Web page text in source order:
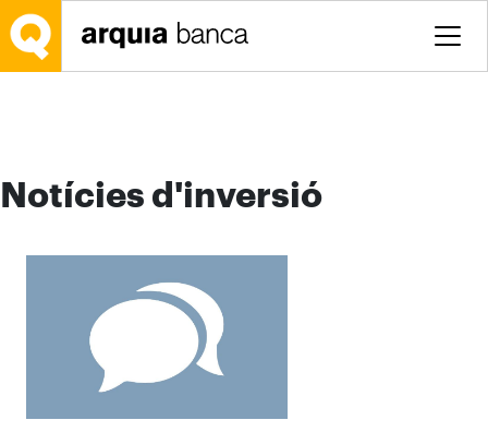
Salta al contingut principal
Notícies d'inversió